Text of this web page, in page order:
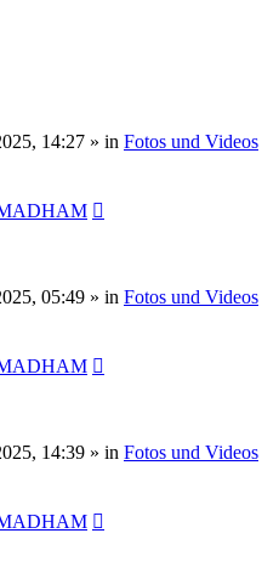
14:27 » in Fotos und Videos
05:49 » in Fotos und Videos
14:39 » in Fotos und Videos